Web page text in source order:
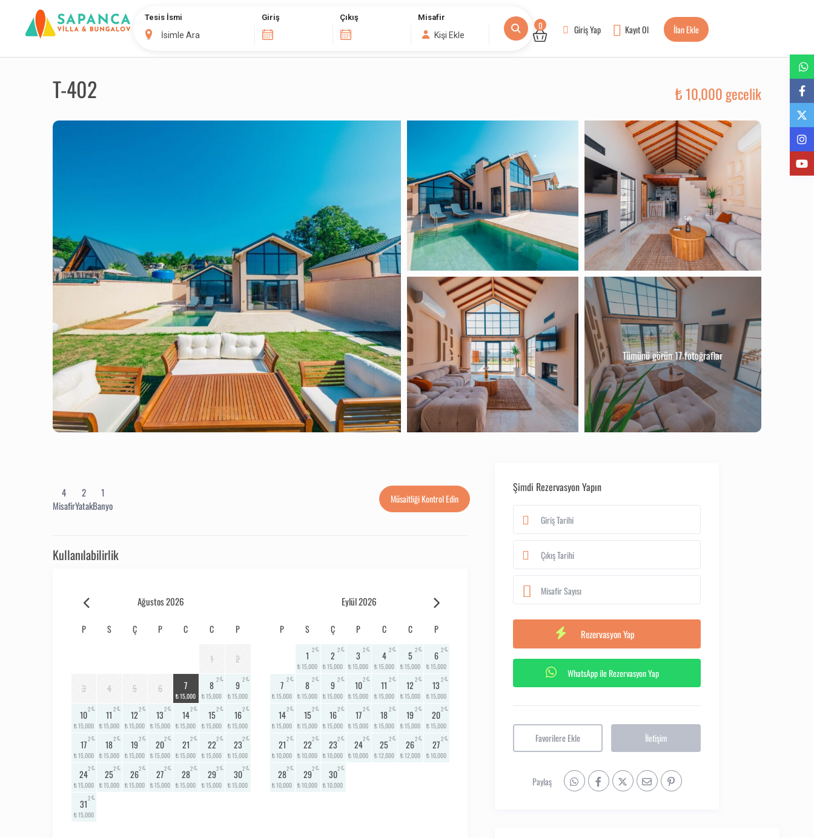
Tesis İsmi Giriş Çıkış Misafir
Kişi Ekle
0 Giriş Yap Kayıt Ol İlan Ekle
T-402 ₺ 10,000 gecelik
Tümünü görün 17 fotoğraflar
Misafir
4
Yatak
2
Banyo
1 Müsaitliği Kontrol Edin
Kullanılabilirlik
Ağustos 2026
P S Ç P C C P
1 2
3 4 5 6 7
₺ 15,000
8
₺ 15,000
2 9
₺ 15,000
2
10
₺ 15,000
2 11
₺ 15,000
2 12
₺ 15,000
2 13
₺ 15,000
2 14
₺ 15,000
2 15
₺ 15,000
2 16
₺ 15,000
2
17
₺ 15,000
2 18
₺ 15,000
2 19
₺ 15,000
2 20
₺ 15,000
2 21
₺ 15,000
2 22
₺ 15,000
2 23
₺ 15,000
2
24
₺ 15,000
2 25
₺ 15,000
2 26
₺ 15,000
2 27
₺ 15,000
2 28
₺ 15,000
2 29
₺ 15,000
2 30
₺ 15,000
2
31
₺ 15,000
2
Eylül 2026
P S Ç P C C P
1
₺ 15,000
2 2
₺ 15,000
2 3
₺ 15,000
2 4
₺ 15,000
2 5
₺ 15,000
2 6
₺ 15,000
2
7
₺ 15,000
2 8
₺ 15,000
2 9
₺ 15,000
2 10
₺ 15,000
2 11
₺ 15,000
2 12
₺ 15,000
2 13
₺ 15,000
2
14
₺ 15,000
2 15
₺ 15,000
2 16
₺ 15,000
2 17
₺ 15,000
2 18
₺ 15,000
2 19
₺ 15,000
2 20
₺ 15,000
2
21
₺ 10,000
2 22
₺ 10,000
2 23
₺ 10,000
2 24
₺ 10,000
2 25
₺ 12,000
2 26
₺ 12,000
2 27
₺ 10,000
2
28
₺ 10,000
2 29
₺ 10,000
2 30
₺ 10,000
2
Şimdi Rezervasyon Yapın
Misafir Sayısı
WhatsApp ile Rezervasyon Yap
Favorilere Ekle İletişim
Paylaş